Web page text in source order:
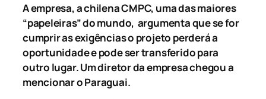
A empresa, a chilena CMPC, uma das maiores
“papeleiras” do mundo, argumenta que se for
cumprir as exigências o projeto perderá a
oportunidade e pode ser transferido para
outro lugar. Um diretor da empresa chegou a
mencionar o Paraguai.